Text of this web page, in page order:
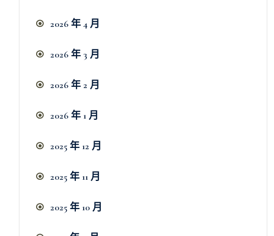
2026 年 4 月
2026 年 3 月
2026 年 2 月
2026 年 1 月
2025 年 12 月
2025 年 11 月
2025 年 10 月